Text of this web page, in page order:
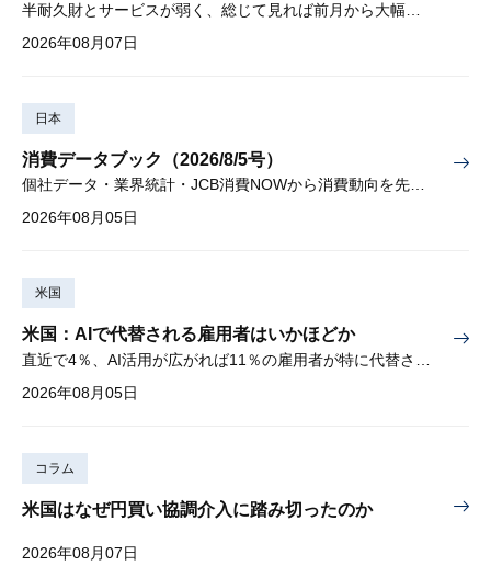
2026年08月07日
日本
消費データブック（2026/8/5号）
個社データ・業界統計・JCB消費NOWから消費動向を先取り
2026年08月05日
米国
米国：AIで代替される雇用者はいかほどか
2026年08月05日
コラム
米国はなぜ円買い協調介入に踏み切ったのか
2026年08月07日